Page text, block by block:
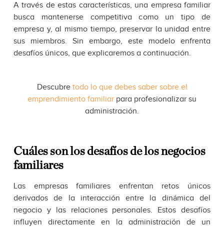
A través de estas características, una empresa familiar
busca mantenerse competitiva como un tipo de
empresa y, al mismo tiempo, preservar la unidad entre
sus miembros. Sin embargo, este modelo enfrenta
desafíos únicos, que explicaremos a continuación.
Descubre todo lo que debes saber sobre el
emprendimiento familiar para profesionalizar su
administración.
Cuáles son los desafíos de los negocios
familiares
Las empresas familiares enfrentan retos únicos
derivados de la interacción entre la dinámica del
negocio y las relaciones personales. Estos desafíos
influyen directamente en la administración de un